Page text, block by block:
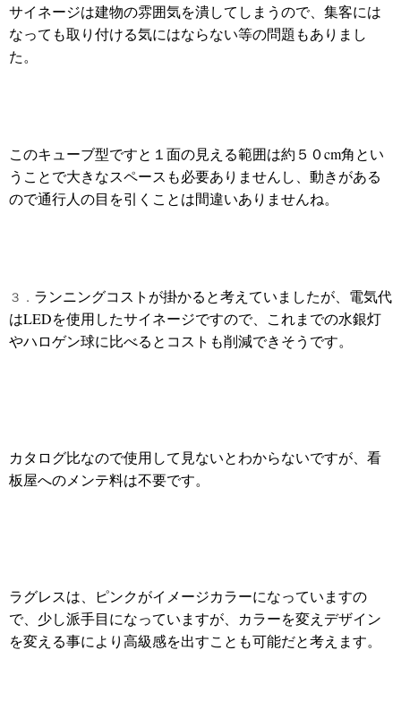
サイネージは建物の雰囲気を潰してしまうので、集客には
なっても取り付ける気にはならない等の問題もありまし
た。
このキューブ型ですと１面の見える範囲は約５０cm角とい
うことで大きなスペースも必要ありませんし、動きがある
ので通行人の目を引くことは間違いありませんね。
３． ランニングコストが掛かると考えていましたが、電気代
はLEDを使用したサイネージですので、これまでの水銀灯
やハロゲン球に比べるとコストも削減できそうです。
カタログ比なので使用して見ないとわからないですが、 看
板屋へのメンテ料は不要です。
ラグレスは、ピンクがイメージカラーになっていますの
で、少し派手目になっていますが、 カラーを変えデザイン
を変える事により高級感を出すことも可能だと考えます。